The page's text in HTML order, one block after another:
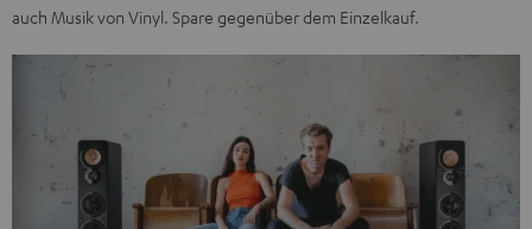
auch Musik von Vinyl. Spare gegenüber dem Einzelkauf.